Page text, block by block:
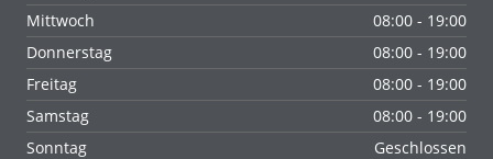
Mittwoch
08:00 - 19:00
Donnerstag
08:00 - 19:00
Freitag
08:00 - 19:00
Samstag
08:00 - 19:00
Sonntag
Geschlossen